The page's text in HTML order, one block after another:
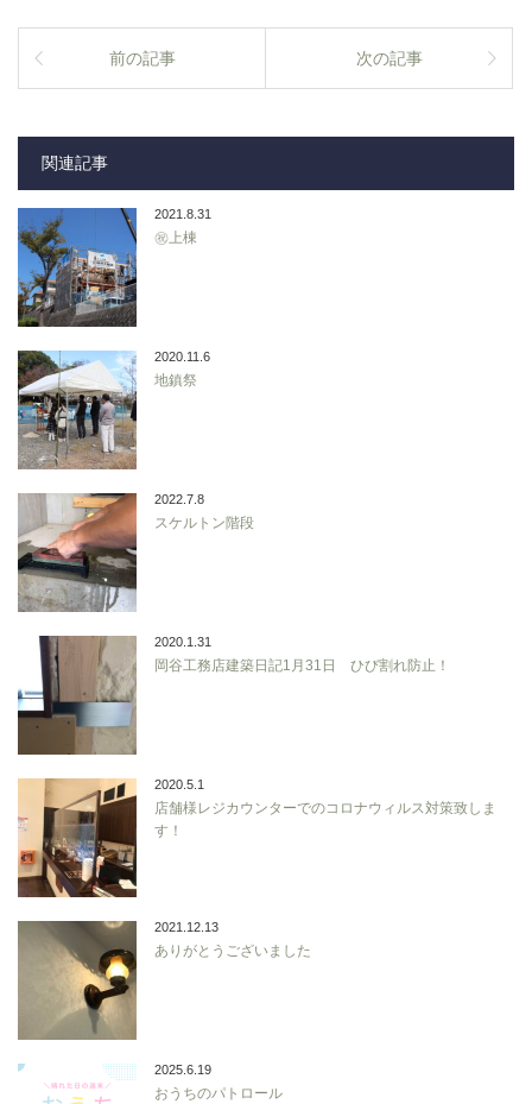
前の記事 次の記事
関連記事
2021.8.31
㊗上棟
2020.11.6
地鎮祭
2022.7.8
スケルトン階段
2020.1.31
岡谷工務店建築日記1月31日 ひび割れ防止！
2020.5.1
店舗様レジカウンターでのコロナウィルス対策致しま
す！
2021.12.13
ありがとうございました
2025.6.19
おうちのパトロール